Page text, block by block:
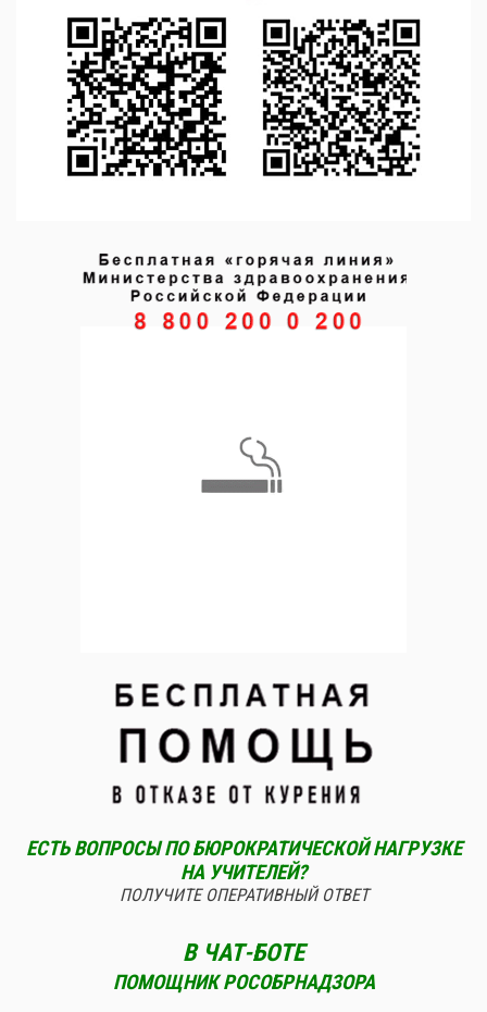
ЕСТЬ ВОПРОСЫ ПО БЮРОКРАТИЧЕСКОЙ НАГРУЗКЕ
НА УЧИТЕЛЕЙ?
ПОЛУЧИТЕ ОПЕРАТИВНЫЙ ОТВЕТ
В ЧАТ-БОТЕ
ПОМОЩНИК РОСОБРНАДЗОРА